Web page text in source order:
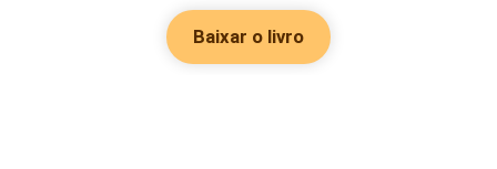
Baixar o livro